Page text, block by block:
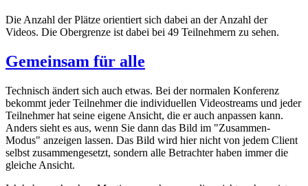
Die Anzahl der Plätze orientiert sich dabei an der Anzahl der
Videos. Die Obergrenze ist dabei bei 49 Teilnehmern zu sehen.
Gemeinsam für alle
Technisch ändert sich auch etwas. Bei der normalen Konferenz
bekommt jeder Teilnehmer die individuellen Videostreams und jeder
Teilnehmer hat seine eigene Ansicht, die er auch anpassen kann.
Anders sieht es aus, wenn Sie dann das Bild im "Zusammen-
Modus" anzeigen lassen. Das Bild wird hier nicht von jedem Client
selbst zusammengesetzt, sondern alle Betrachter haben immer die
gleiche Ansicht.